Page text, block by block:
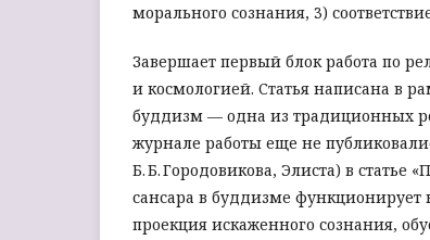
морального сознания, 3)
Завершает первый блок работа по
и космологией. Статья написана в
буддизм — одна из традиционных
журнале работы еще не
Б. Б. Городовикова, Элиста) в статье
сансара в буддизме функционирует
проекция искаженного сознания,